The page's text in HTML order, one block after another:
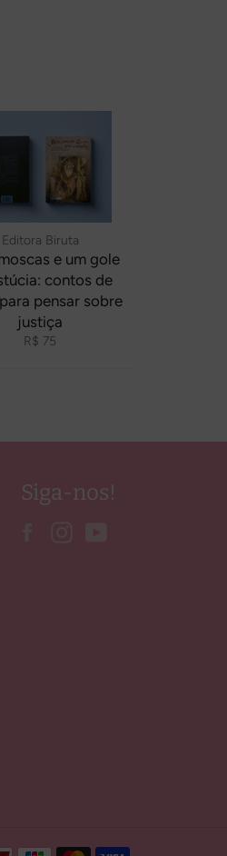
Editora Biruta
e um gole
contos de
pensar sobre
justiça
Preço
R$ 75
Siga-nos!